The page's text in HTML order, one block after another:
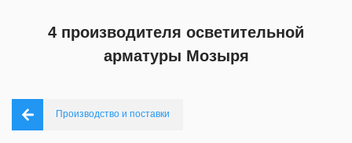
4 производителя осветительной
арматуры Мозыря
Производство и поставки